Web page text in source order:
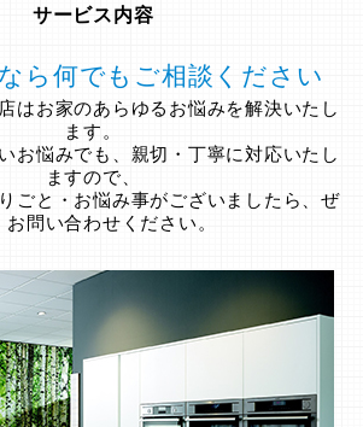
サービス内容
ら何でもご相談ください
はお家のあらゆるお悩みを解決いたし
ます。
お悩みでも、親切・丁寧に対応いたし
ますので、
ごと・お悩み事がございましたら、ぜ
お問い合わせください。